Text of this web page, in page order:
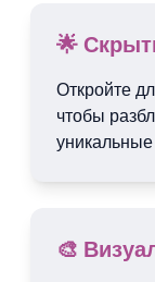
🌟
Откройте
чтобы
🎨